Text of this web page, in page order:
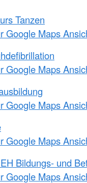
Tanzen
Google Maps
Google Maps
Google Maps
Google Maps
Bildungs- und
Google Maps